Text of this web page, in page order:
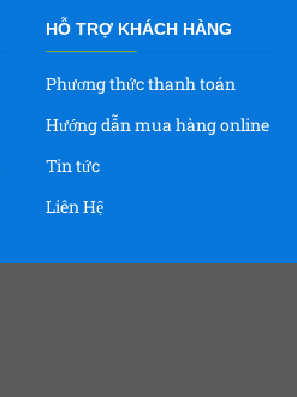
HỖ TRỢ KHÁCH HÀNG
Phương thức thanh toán
Hướng dẫn mua hàng online
Tin tức
Liên Hệ